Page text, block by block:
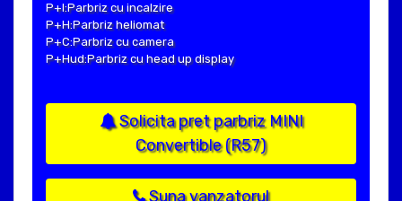
P+I:Parbriz cu incalzire
P+H:Parbriz heliomat
P+C:Parbriz cu camera
P+Hud:Parbriz cu head up display
Solicita pret parbriz MINI
Convertible (R57)
Suna vanzatorul